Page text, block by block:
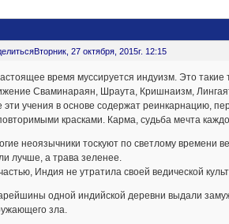
Вторник, 27 октября, 2015г. 12:15
время муссируется индуизм. Это такие
Сваминараян, Шраута, Кришнаизм,
эти учения в основе содержат реинкарнацию,
красками. Карма, судьба мечта
неоязычники тоскуют по светлому времени
лучше, а трава зеленее.
Индия не утратила своей ведической
одной индийской деревни выдали
зла.